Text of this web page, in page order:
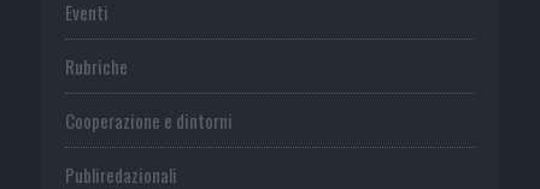
Eventi
Rubriche
Cooperazione e dintorni
Publiredazionali